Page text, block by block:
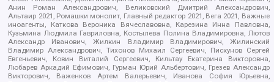
Анин Роман Александрович, Великовский Дмитрий Александрович,
Альтаир 2021, Ромашки монолит, Главный редактор 2021, Вега 2021, Важные
иноагенты, Каткова Вероника Вячеславовна, Карезина Инна Павловна,
Кузьмина Людмила Гавриловна, Костылева Полина Владимировна, Лютов
Александр Иванович, Жилкин Владимир Владимирович, Жилинский
Владимир Александрович, Тихонов Михаил Сергеевич, Пискунов Сергей
Евгеньевич, Ковин Виталий Сергеевич, Кильтау Екатерина Викторовна,
Любарев Аркадий Ефимович, Гурман Юрий Альбертович, Грезев Александр
Викторович, Важенков Артем Валерьевич, Иванова София Юрьевна,